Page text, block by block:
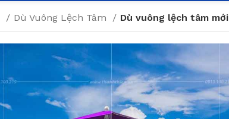
Dù Vuông Lệch Tâm Dù vuông lệch tâm mới